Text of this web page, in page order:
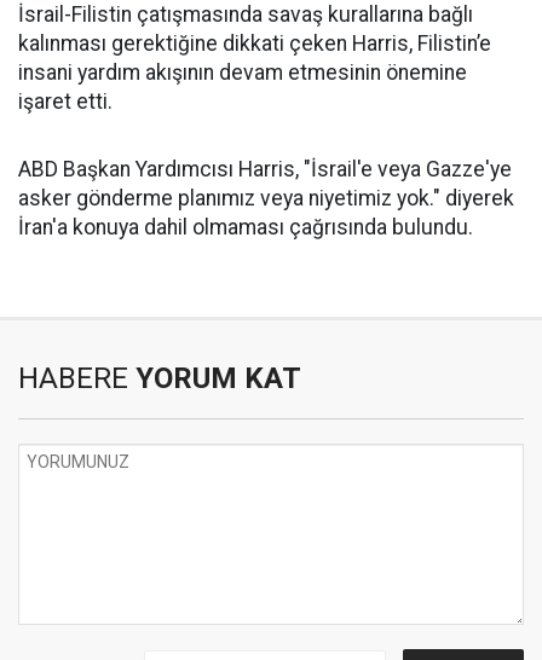
İsrail-Filistin çatışmasında savaş kurallarına bağlı
kalınması gerektiğine dikkati çeken Harris, Filistin’e
insani yardım akışının devam etmesinin önemine
işaret etti.
ABD Başkan Yardımcısı Harris, "İsrail'e veya Gazze'ye
asker gönderme planımız veya niyetimiz yok." diyerek
İran'a konuya dahil olmaması çağrısında bulundu.
HABERE YORUM KAT